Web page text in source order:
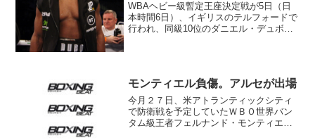
WBAヘビー級暫定王座決定戦が5日（日
本時間6日）、イギリスのテルフォードで
行われ、同級10位のダニエル・デュボア
モンティエル負傷。アルセが出場
今月２７日、米アトランティックシティ
で防衛戦を予定していたＷＢＯ世界バン
タム級王者フェルナンド・モンティエル